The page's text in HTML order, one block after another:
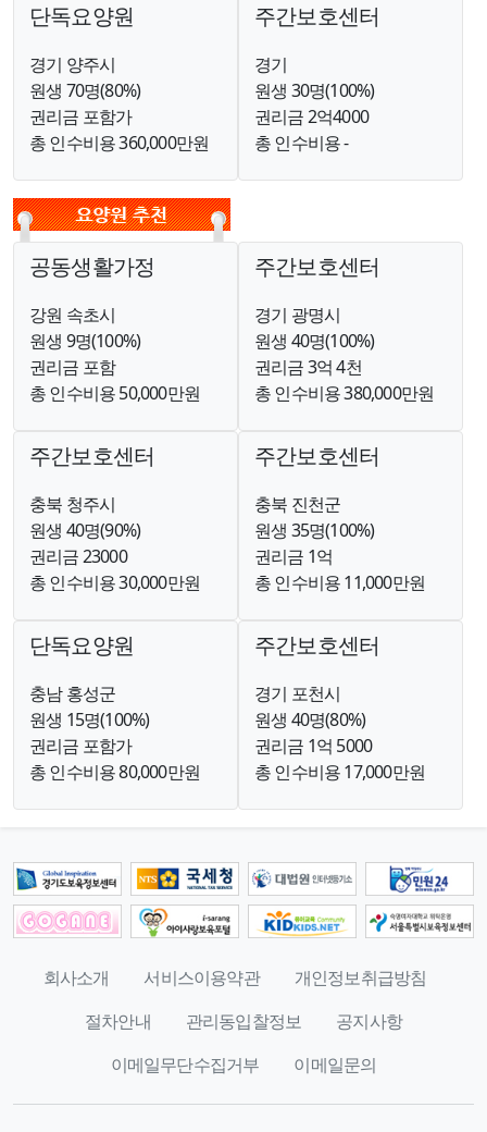
단독요양원
경기 양주시
원생 70명(80%)
권리금 포함가
총 인수비용 360,000만원
주간보호센터
경기
원생 30명(100%)
권리금 2억4000
총 인수비용 -
공동생활가정
강원 속초시
원생 9명(100%)
권리금 포함
총 인수비용 50,000만원
주간보호센터
경기 광명시
원생 40명(100%)
권리금 3억 4천
총 인수비용 380,000만원
주간보호센터
충북 청주시
원생 40명(90%)
권리금 23000
총 인수비용 30,000만원
주간보호센터
충북 진천군
원생 35명(100%)
권리금 1억
총 인수비용 11,000만원
단독요양원
충남 홍성군
원생 15명(100%)
권리금 포함가
총 인수비용 80,000만원
주간보호센터
경기 포천시
원생 40명(80%)
권리금 1억 5000
총 인수비용 17,000만원
회사소개 서비스이용약관
개인정보취급방침
절차안내
관리동입찰정보
공지사항
이메일무단수집거부
이메일문의